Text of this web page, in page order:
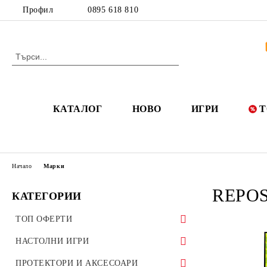
Профил 0895 618 810
КАТАЛОГ НОВО ИГРИ
КАТЕГОРИИ
ТОП ОФЕРТИ
50 ОФЕРТИ ДО 50%
РАЗПРОДАЖБИ
НАСТОЛНИ ИГРИ
ИГРИ НА БЪЛГАРСКИ ЕЗИК
ПРОТЕКТОРИ И АКСЕСОАРИ
Начало Марки